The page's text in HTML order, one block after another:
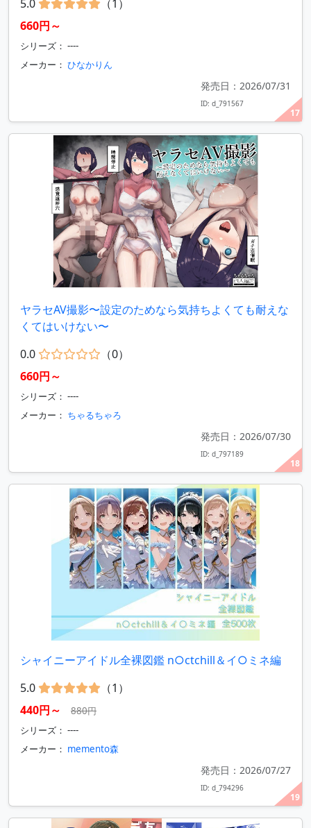
17
5.0
（1）
660円～
シリーズ： ----
メーカー： ひなかりん
発売日：2026/07/31
ID: d_791567
18
ヤラセAV撮影〜設定のためなら気持ちよくても耐えな
くてはいけない〜
0.0
（0）
660円～
シリーズ： ----
メーカー： ちゃるちゃろ
発売日：2026/07/30
ID: d_797189
19
シャイニーアイドル全裸図鑑 n○ctchill＆イ○ミネ編
5.0
（1）
440円～
880円
シリーズ： ----
メーカー： memento森
発売日：2026/07/27
ID: d_794296